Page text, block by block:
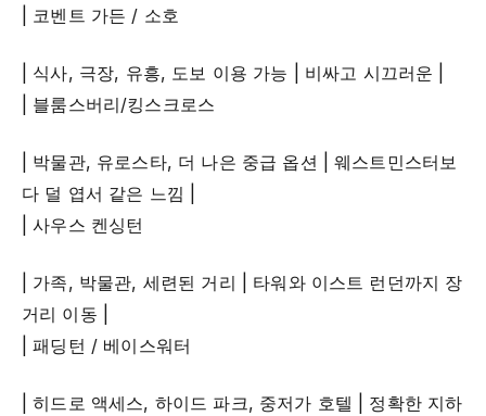
| 코벤트 가든 / 소호
| 식사, 극장, 유흥, 도보 이용 가능 | 비싸고 시끄러운 |
| 블룸스버리/킹스크로스
| 박물관, 유로스타, 더 나은 중급 옵션 | 웨스트민스터보
다 덜 엽서 같은 느낌 |
| 사우스 켄싱턴
| 가족, 박물관, 세련된 거리 | 타워와 이스트 런던까지 장
거리 이동 |
| 패딩턴 / 베이스워터
| 히드로 액세스, 하이드 파크, 중저가 호텔 | 정확한 지하